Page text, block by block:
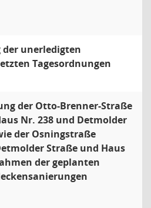
unerledigten
Tagesordnungen
der Otto-Brenner-Straße
Nr. 238 und Detmolder
der Osningstraße
Straße und Haus
der geplanten